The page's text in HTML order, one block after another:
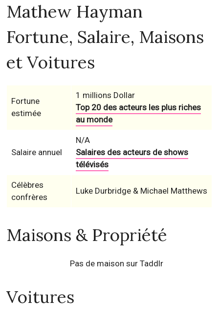
Mathew Hayman
Fortune, Salaire, Maisons
et Voitures
Fortune
estimée
1 millions Dollar
Top 20 des acteurs les plus riches
au monde
Salaire annuel
N/A
Salaires des acteurs de shows
télévisés
Célèbres
confrères
Luke Durbridge & Michael Matthews
Maisons & Propriété
Pas de maison sur Taddlr
Voitures